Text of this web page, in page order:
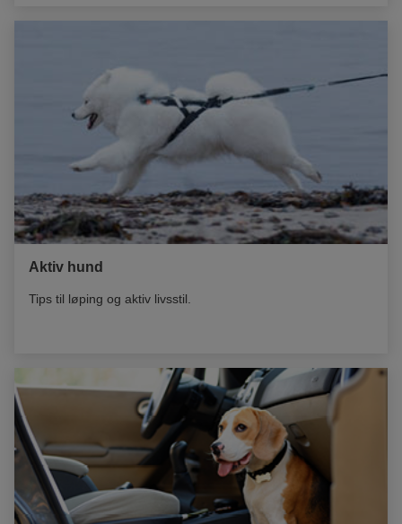
Aktiv hund
Tips til løping og aktiv livsstil.